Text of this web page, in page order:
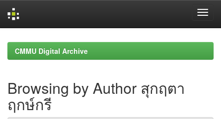
navigationCMMU Digital Archive
Browsing by Author สุกฤตา
ฤกษ์กรี